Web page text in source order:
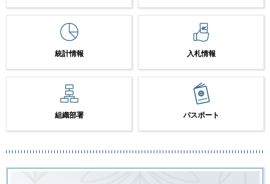
統計情報 入札情報
組織部署 パスポート